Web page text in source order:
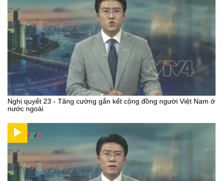
Nghị quyết 23 - Tăng cường gắn kết cộng đồng người Việt Nam ở
nước ngoài